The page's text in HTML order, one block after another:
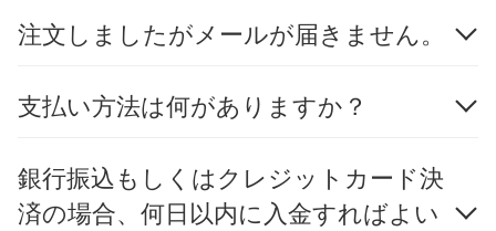
注文しましたがメールが届きません。
支払い方法は何がありますか？
銀行振込もしくはクレジットカード決
済の場合、何日以内に入金すればよい